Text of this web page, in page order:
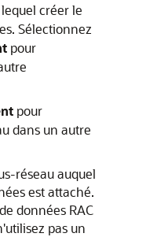
créer le
Sélectionnez
pour
pour
dans un autre
réseau auquel
est attaché.
données RAC
pas un